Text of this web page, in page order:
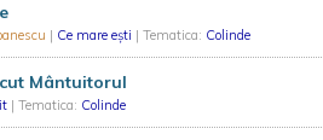
| Ce mare ești | Tematica: Colinde
Mântuitorul
| Tematica: Colinde